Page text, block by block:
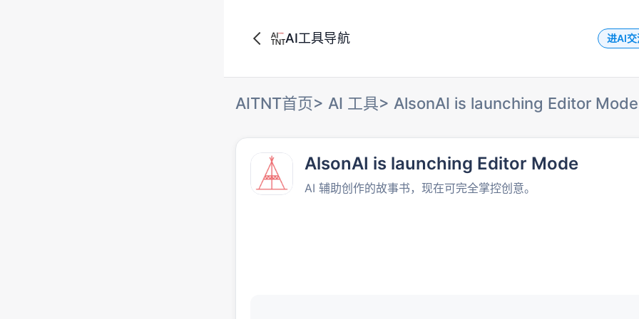
AI工具导航 进AI交
AITNT首页> AI 工具> AlsonAI is launching Editor Mode
AlsonAI is launching Editor Mode
AI 辅助创作的故事书，现在可完全掌控创意。